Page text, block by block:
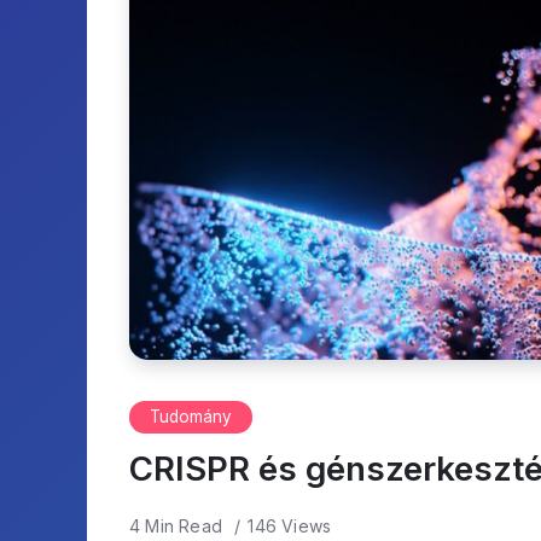
Tudomány
CRISPR és
4 Min Read 146 Views